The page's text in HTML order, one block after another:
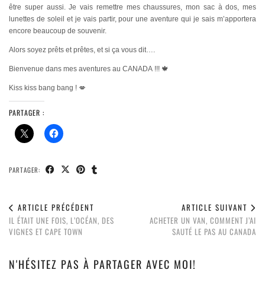
être super aussi. Je vais remettre mes chaussures, mon sac à dos, mes
lunettes de soleil et je vais partir, pour une aventure qui je sais m’apportera
encore beaucoup de souvenir.
Alors soyez prêts et prêtes, et si ça vous dit….
Bienvenue dans mes aventures au CANADA !!! 🍁
Kiss kiss bang bang ! 💋
PARTAGER :
PARTAGER:
ARTICLE PRÉCÉDENT
IL ÉTAIT UNE FOIS, L’OCÉAN, DES
VIGNES ET CAPE TOWN
ARTICLE SUIVANT
ACHETER UN VAN, COMMENT J’AI
SAUTÉ LE PAS AU CANADA
N'HÉSITEZ PAS À PARTAGER AVEC MOI!